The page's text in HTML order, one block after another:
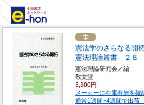
憲法学のさらなる開
憲法理論叢書 ２８
憲法理論研究会／編
敬文堂
3,300円
メーカーに在庫有無を
通常1週間~4週間で出